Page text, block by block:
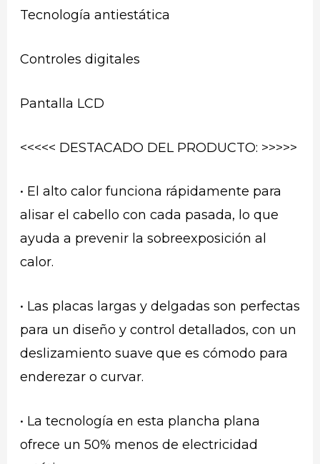
Tecnología antiestática
Controles digitales
Pantalla LCD
<<<<< DESTACADO DEL PRODUCTO: >>>>>
• El alto calor funciona rápidamente para
alisar el cabello con cada pasada, lo que
ayuda a prevenir la sobreexposición al
calor.
• Las placas largas y delgadas son perfectas
para un diseño y control detallados, con un
deslizamiento suave que es cómodo para
enderezar o curvar.
• La tecnología en esta plancha plana
ofrece un 50% menos de electricidad